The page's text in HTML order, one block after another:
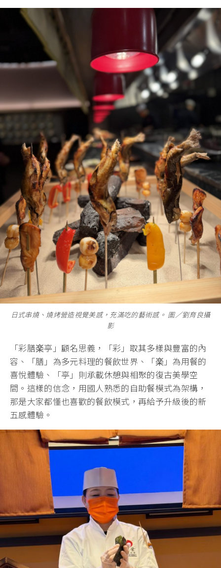
日式串燒、燒烤營造視覺美感，充滿吃的藝術感。 圖∕劉育良攝
影
「彩膳楽亭」顧名思義，「彩」取其多樣與豐富的內
容、「膳」為多元料理的餐飲世界、「楽」為用餐的
喜悅體驗、「亭」則承載休憩與相聚的復古美學空
間。這樣的信念，用國人熟悉的自助餐模式為架構，
那是大家都懂也喜歡的餐飲模式，再給予升級後的新
五感體驗。